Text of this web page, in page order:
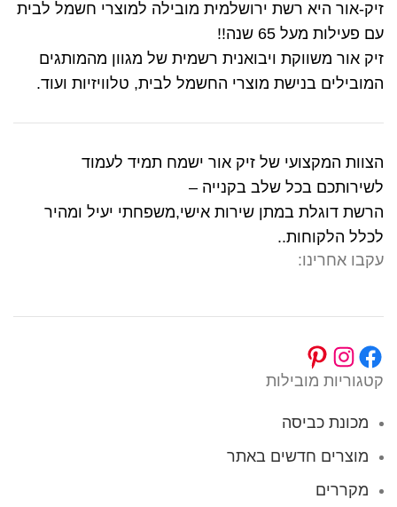
זיק-אור היא רשת ירושלמית מובילה למוצרי חשמל לבית
עם פעילות מעל 65 שנה!!
זיק אור משווקת ויבואנית רשמית של מגוון מהמותגים
המובילים בנישת מוצרי החשמל לבית, טלוויזיות ועוד.
הצוות המקצועי של זיק אור ישמח תמיד לעמוד
לשירותכם בכל שלב בקנייה –
הרשת דוגלת במתן שירות אישי,משפחתי יעיל ומהיר
לכלל הלקוחות..
עקבו אחרינו:
קטגוריות מובילות
מכונת כביסה
מוצרים חדשים באתר
מקררים